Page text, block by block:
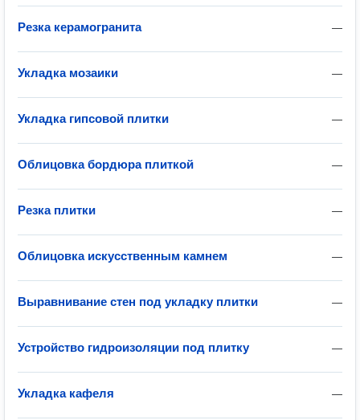
—
Резка керамогранита
—
Укладка мозаики
—
Укладка гипсовой плитки
—
Облицовка бордюра плиткой
—
Резка плитки
—
Облицовка искусственным камнем
—
Выравнивание стен под укладку плитки
—
Устройство гидроизоляции под плитку
—
Укладка кафеля